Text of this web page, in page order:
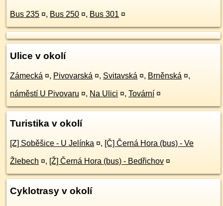
Bus 235 ¤, Bus 250 ¤, Bus 301 ¤
Ulice v okolí
Zámecká ¤, Pivovarská ¤, Svitavská ¤, Brněnská ¤,
náměstí U Pivovaru ¤, Na Ulici ¤, Tovární ¤
Turistika v okolí
[Z] Soběšice - U Jelínka ¤, [Č] Černá Hora (bus) - Ve
Žlebech ¤, [Ž] Černá Hora (bus) - Bedřichov ¤
Cyklotrasy v okolí